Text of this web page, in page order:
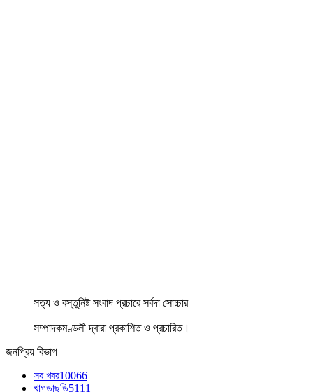
সত্য ও বস্তুনিষ্ট সংবাদ প্রচারে সর্বদা সোচ্চার
সম্পাদকমণ্ডলী দ্বারা প্রকাশিত ও প্রচারিত।
জনপ্রিয় বিভাগ
সব খবর10066
খাগড়াছড়ি5111